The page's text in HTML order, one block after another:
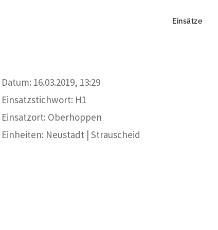
Einsätze
Datum: 16.03.2019, 13:29
Einsatzstichwort: H1
Einsatzort: Oberhoppen
Einheiten: Neustadt | Strauscheid